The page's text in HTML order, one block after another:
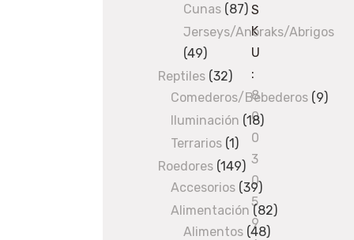
S
K
U
:
8
0
0
3
0
5
9
products
Cunas 8787
products
Jerseys/Anoraks/Abrigos
4949
products
Reptiles 3232
products
Comederos/Bebederos 99
Iluminación 1818
Terrarios 11
product
Roedores 149149
products
Accesorios 3939
products
Alimentación 8282
Alimentos 4848